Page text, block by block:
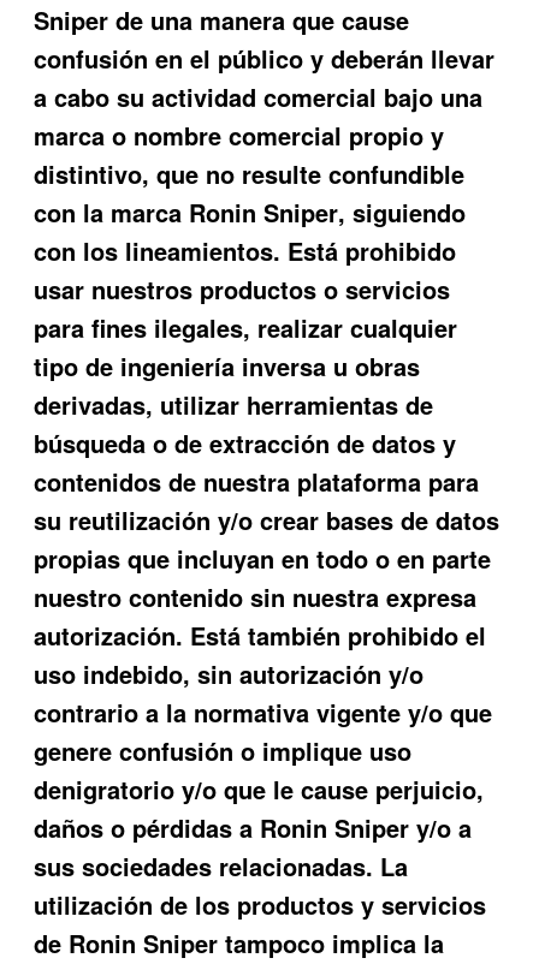
Sniper de una manera que cause
confusión en el público y deberán llevar
a cabo su actividad comercial bajo una
marca o nombre comercial propio y
distintivo, que no resulte confundible
con la marca Ronin Sniper, siguiendo
con los lineamientos. Está prohibido
usar nuestros productos o servicios
para fines ilegales, realizar cualquier
tipo de ingeniería inversa u obras
derivadas, utilizar herramientas de
búsqueda o de extracción de datos y
contenidos de nuestra plataforma para
su reutilización y/o crear bases de datos
propias que incluyan en todo o en parte
nuestro contenido sin nuestra expresa
autorización. Está también prohibido el
uso indebido, sin autorización y/o
contrario a la normativa vigente y/o que
genere confusión o implique uso
denigratorio y/o que le cause perjuicio,
daños o pérdidas a Ronin Sniper y/o a
sus sociedades relacionadas. La
utilización de los productos y servicios
de Ronin Sniper tampoco implica la